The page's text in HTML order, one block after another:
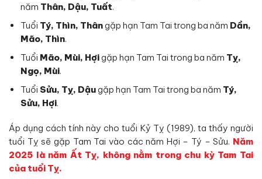
năm Thân, Dậu, Tuất.
Tuổi Tý, Thìn, Thângặp hạn Tam Tai trong ba năm Dần,
Mão, Thìn.
Tuổi Mão, Mùi, Hợigặp hạn Tam Tai trong ba năm Tỵ,
Ngọ, Mùi.
Tuổi Sửu, Tỵ, Dậugặp hạn Tam Tai trong ba năm Tý,
Sửu, Hợi.
Áp dụng cách tính này cho tuổi Kỷ Tỵ (1989), ta thấy người
tuổi Tỵ sẽ gặp Tam Tai vào các năm Hợi – Tý – Sửu. Năm
2025 là năm Ất Tỵ, không nằm trong chu kỳ Tam Tai
của tuổi Tỵ.